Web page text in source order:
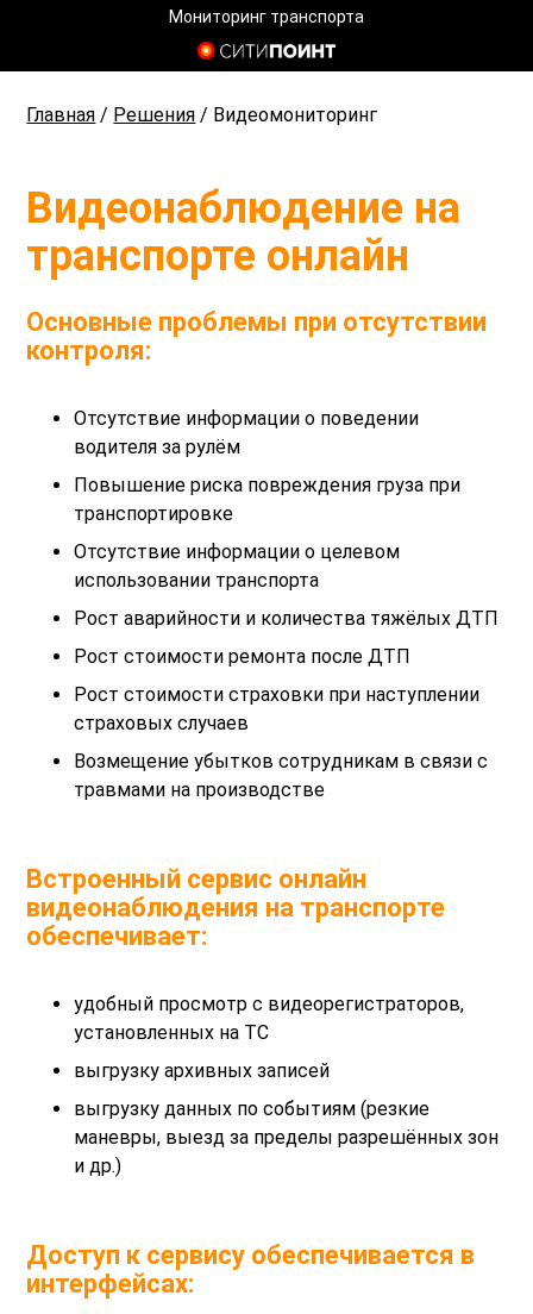
Мониторинг транспорта
Главная / Решения / Видеомониторинг
Видеонаблюдение на
транспорте онлайн
Основные проблемы при отсутствии
контроля:
Отсутствие информации о поведении
водителя за рулём
Повышение риска повреждения груза при
транспортировке
Отсутствие информации о целевом
использовании транспорта
Рост аварийности и количества тяжёлых ДТП
Рост стоимости ремонта после ДТП
Рост стоимости страховки при наступлении
страховых случаев
Возмещение убытков сотрудникам в связи с
травмами на производстве
Встроенный сервис онлайн
видеонаблюдения на транспорте
обеспечивает:
удобный просмотр с видеорегистраторов,
установленных на ТС
выгрузку архивных записей
выгрузку данных по событиям (резкие
маневры, выезд за пределы разрешённых зон
и др.)
Доступ к сервису обеспечивается в
интерфейсах: